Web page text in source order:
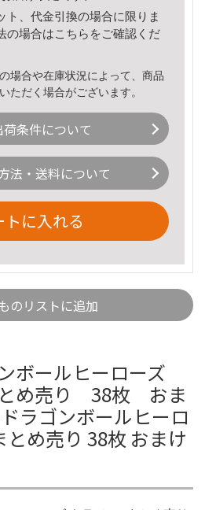
ト、代金引換の場合に限りま
の場合はこちら をご確認くだ
場合や在庫状況によって、商品
ただく場合がございます。
荷条件について
法・送料について
トに入れる
のリストに追加
ボールヒーローズ
め売り 38枚 おま
ラゴンボールヒーロ
とめ売り 38枚 おまけ